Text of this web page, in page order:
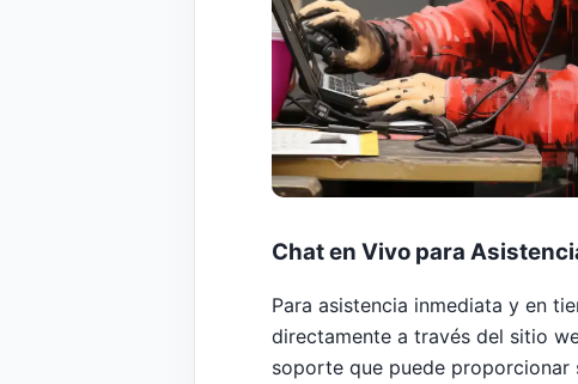
Chat en Vivo para
Para asistencia inmediata y en
directamente a través del sitio
soporte que puede proporcionar